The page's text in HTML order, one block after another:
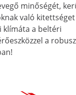
minőségét,
való
klímáta a beltéri
a